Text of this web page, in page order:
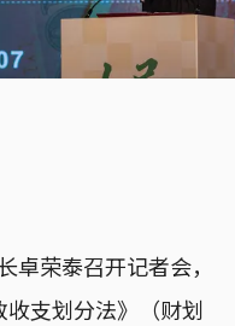
荣泰召开记者会，
支划分法》（财划